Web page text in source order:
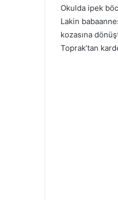
Okulda ipek
Lakin
kozasına
Toprak’tan